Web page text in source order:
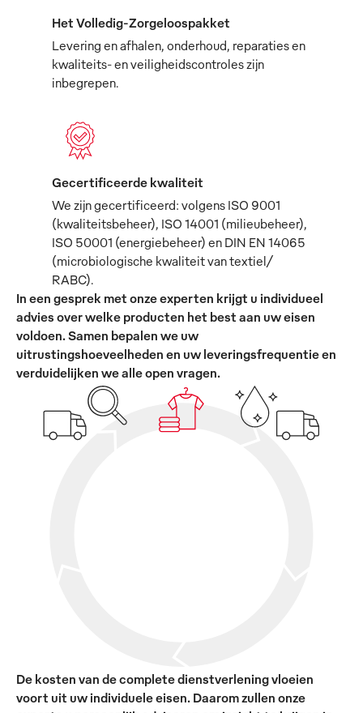
Het Volledig-Zorgeloospakket
Levering en afhalen, onderhoud, reparaties en
kwaliteits- en veiligheidscontroles zijn
inbegrepen.
Gecertificeerde kwaliteit
We zijn gecertificeerd: volgens ISO 9001
(kwaliteitsbeheer), ISO 14001 (milieubeheer),
ISO 50001 (energiebeheer) en DIN EN 14065
(microbiologische kwaliteit van textiel/
RABC).
In een gesprek met onze experten krijgt u individueel
advies over welke producten het best aan uw eisen
voldoen. Samen bepalen we uw
uitrustingshoeveelheden en uw leveringsfrequentie en
verduidelijken we alle open vragen.
De kosten van de complete dienstverlening vloeien
voort uit uw individuele eisen. Daarom zullen onze